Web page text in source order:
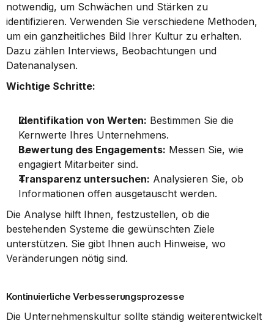
notwendig, um Schwächen und Stärken zu
identifizieren. Verwenden Sie verschiedene Methoden,
um ein ganzheitliches Bild Ihrer Kultur zu erhalten.
Dazu zählen Interviews, Beobachtungen und
Datenanalysen.
Wichtige Schritte:
Identifikation von Werten: Bestimmen Sie die
Kernwerte Ihres Unternehmens.
Bewertung des Engagements: Messen Sie, wie
engagiert Mitarbeiter sind.
Transparenz untersuchen: Analysieren Sie, ob
Informationen offen ausgetauscht werden.
Die Analyse hilft Ihnen, festzustellen, ob die
bestehenden Systeme die gewünschten Ziele
unterstützen. Sie gibt Ihnen auch Hinweise, wo
Veränderungen nötig sind.
Kontinuierliche Verbesserungsprozesse
Die Unternehmenskultur sollte ständig weiterentwickelt